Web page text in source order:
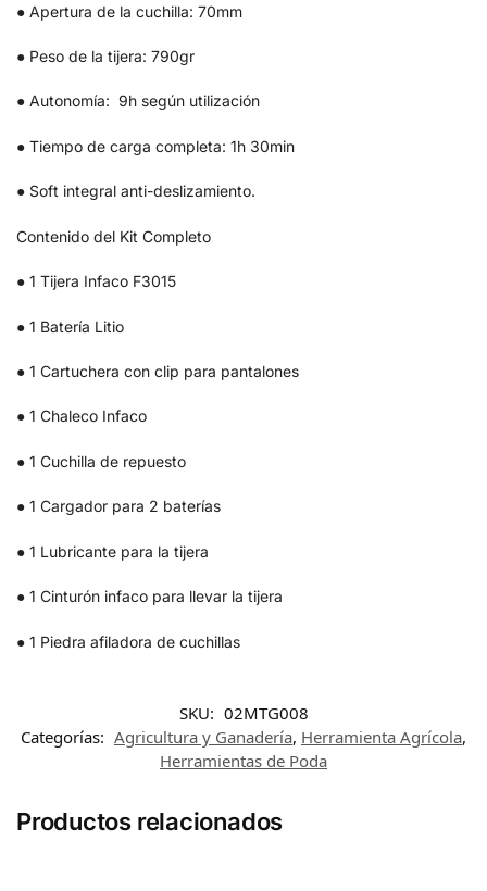
● Apertura de la cuchilla: 70mm
● Peso de la tijera: 790gr
● Autonomía: 9h según utilización
● Tiempo de carga completa: 1h 30min
● Soft integral anti-deslizamiento.
Contenido del Kit Completo
● 1 Tijera Infaco F3015
● 1 Batería Litio
● 1 Cartuchera con clip para pantalones
● 1 Chaleco Infaco
● 1 Cuchilla de repuesto
● 1 Cargador para 2 baterías
● 1 Lubricante para la tijera
● 1 Cinturón infaco para llevar la tijera
● 1 Piedra afiladora de cuchillas
SKU: 02MTG008
Categorías: Agricultura y Ganadería, Herramienta Agrícola,
Herramientas de Poda
Productos relacionados